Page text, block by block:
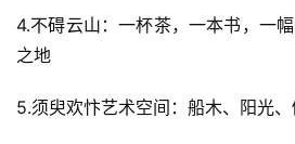
4.不碍云山：一杯茶，一本书，一
之地
5.须臾欢忭艺术空间：船木、阳光